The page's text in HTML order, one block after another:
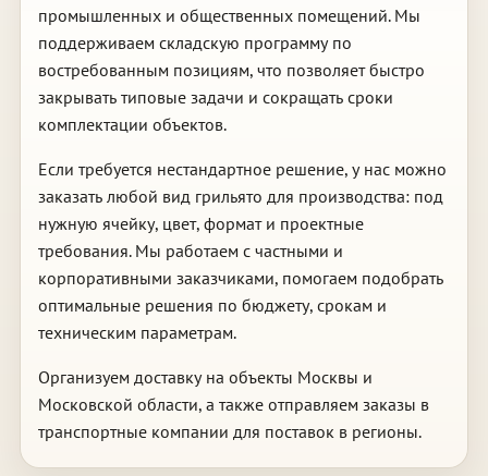
промышленных и общественных помещений. Мы
поддерживаем складскую программу по
востребованным позициям, что позволяет быстро
закрывать типовые задачи и сокращать сроки
комплектации объектов.
Если требуется нестандартное решение, у нас можно
заказать любой вид грильято для производства: под
нужную ячейку, цвет, формат и проектные
требования. Мы работаем с частными и
корпоративными заказчиками, помогаем подобрать
оптимальные решения по бюджету, срокам и
техническим параметрам.
Организуем доставку на объекты Москвы и
Московской области, а также отправляем заказы в
транспортные компании для поставок в регионы.